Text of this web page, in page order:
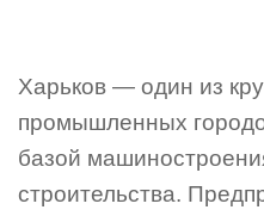
Харьков — один из
промышленных
базой
строительства.